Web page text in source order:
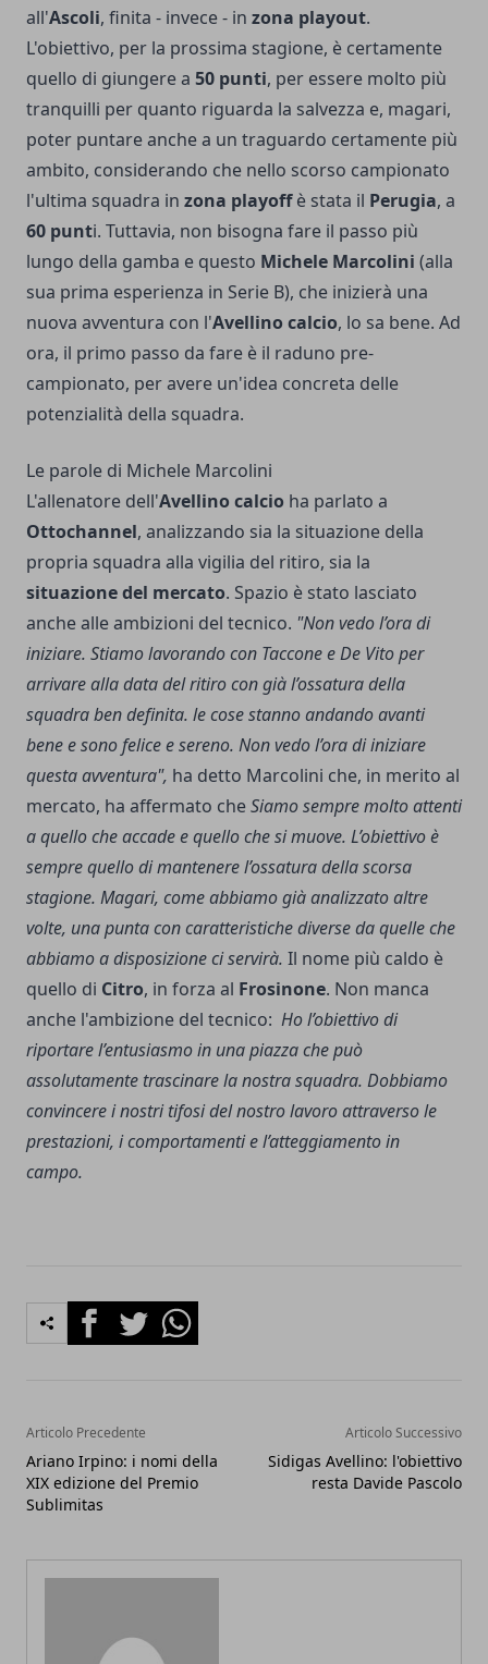
all'Ascoli, finita - invece - in zona playout.
L'obiettivo, per la prossima stagione, è certamente
quello di giungere a 50 punti, per essere molto più
tranquilli per quanto riguarda la salvezza e, magari,
poter puntare anche a un traguardo certamente più
ambito, considerando che nello scorso campionato
l'ultima squadra in zona playoffè stata il Perugia, a
60 punti. Tuttavia, non bisogna fare il passo più
lungo della gamba e questo Michele Marcolini (alla
sua prima esperienza in Serie B), che inizierà una
nuova avventura con l'Avellino calcio, lo sa bene. Ad
ora, il primo passo da fare è il raduno pre-
campionato, per avere un'idea concreta delle
potenzialità della squadra.
Le parole di Michele Marcolini
L'allenatore dell'Avellino calcio ha parlato a
Ottochannel, analizzando sia la situazione della
propria squadra alla vigilia del ritiro, sia la
situazione del mercato. Spazio è stato lasciato
anche alle ambizioni del tecnico. "Non vedo l’ora di
iniziare. Stiamo lavorando con Taccone e De Vito per
arrivare alla data del ritiro con già l’ossatura della
squadra ben definita. le cose stanno andando avanti
bene e sono felice e sereno. Non vedo l’ora di iniziare
questa avventura", ha detto Marcolini che, in merito al
mercato, ha affermato cheSiamo sempre molto attenti
a quello che accade e quello che si muove. L’obiettivo è
sempre quello di mantenere l’ossatura della scorsa
stagione. Magari, come abbiamo già analizzato altre
volte, una punta con caratteristiche diverse da quelle che
abbiamo a disposizione ci servirà. Il nome più caldo è
quello di Citro, in forza al Frosinone. Non manca
anche l'ambizione del tecnico: Ho l’obiettivo di
riportare l’entusiasmo in una piazza che può
assolutamente trascinare la nostra squadra. Dobbiamo
convincere i nostri tifosi del nostro lavoro attraverso le
prestazioni, i comportamenti e l’atteggiamento in
campo.
FacebookTwitterWhatsapp
Articolo Precedente
Ariano Irpino: i nomi della
XIX edizione del Premio
Sublimitas
Articolo Successivo
Sidigas Avellino: l'obiettivo
resta Davide Pascolo